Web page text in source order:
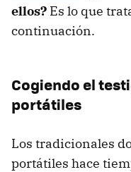
ellos? Es lo que
continuación.
Cogiendo el
portátiles
Los tradicionales
portátiles hace